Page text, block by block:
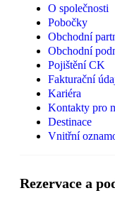
O společnosti
Pobočky
Obchodní
Obchodní
Pojištění CK
Fakturační
Kariéra
Kontakty pro
Destinace
Vnitřní
Rezervace a